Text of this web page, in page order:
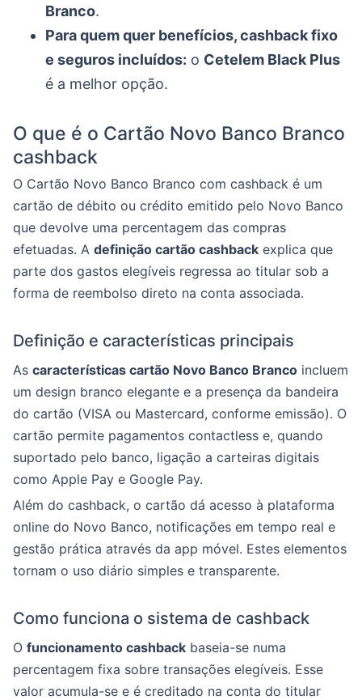
Branco.
Para quem quer benefícios, cashback fixo
e seguros incluídos: o Cetelem Black Plus
é a melhor opção.
O que é o Cartão Novo Banco Branco
cashback
O Cartão Novo Banco Branco com cashback é um
cartão de débito ou crédito emitido pelo Novo Banco
que devolve uma percentagem das compras
efetuadas. A definição cartão cashback explica que
parte dos gastos elegíveis regressa ao titular sob a
forma de reembolso direto na conta associada.
Definição e características principais
As características cartão Novo Banco Branco incluem
um design branco elegante e a presença da bandeira
do cartão (VISA ou Mastercard, conforme emissão). O
cartão permite pagamentos contactless e, quando
suportado pelo banco, ligação a carteiras digitais
como Apple Pay e Google Pay.
Além do cashback, o cartão dá acesso à plataforma
online do Novo Banco, notificações em tempo real e
gestão prática através da app móvel. Estes elementos
tornam o uso diário simples e transparente.
Como funciona o sistema de cashback
O funcionamento cashback baseia-se numa
percentagem fixa sobre transações elegíveis. Esse
valor acumula-se e é creditado na conta do titular